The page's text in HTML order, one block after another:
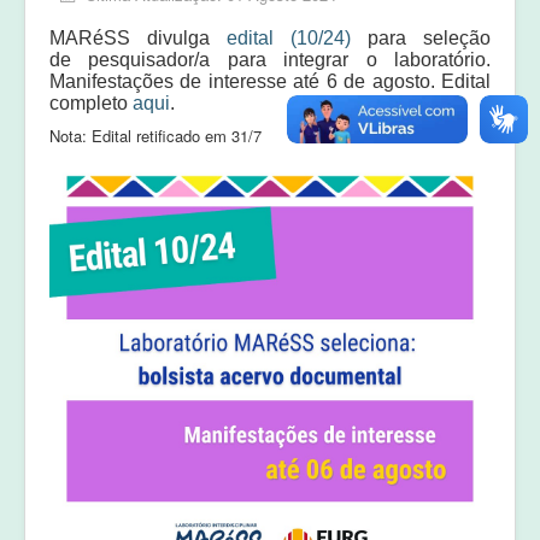
Laudos e pareceres
MARéSS divulga edital (10/24) para seleção
de pesquisador/a para integrar o laboratório.
Manifestações de interesse até 6 de agosto. Edital
completo aqui.
Nota: Edital retificado em 31/7